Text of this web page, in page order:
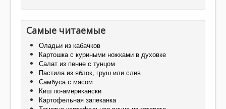
Самые читаемые
Оладьи из кабачков
Картошка с куриными ножками в духовке
Салат из пенне с тунцом
Пастила из яблок, груш или слив
Самбуса с мясом
Киш по-американски
Картофельная запеканка